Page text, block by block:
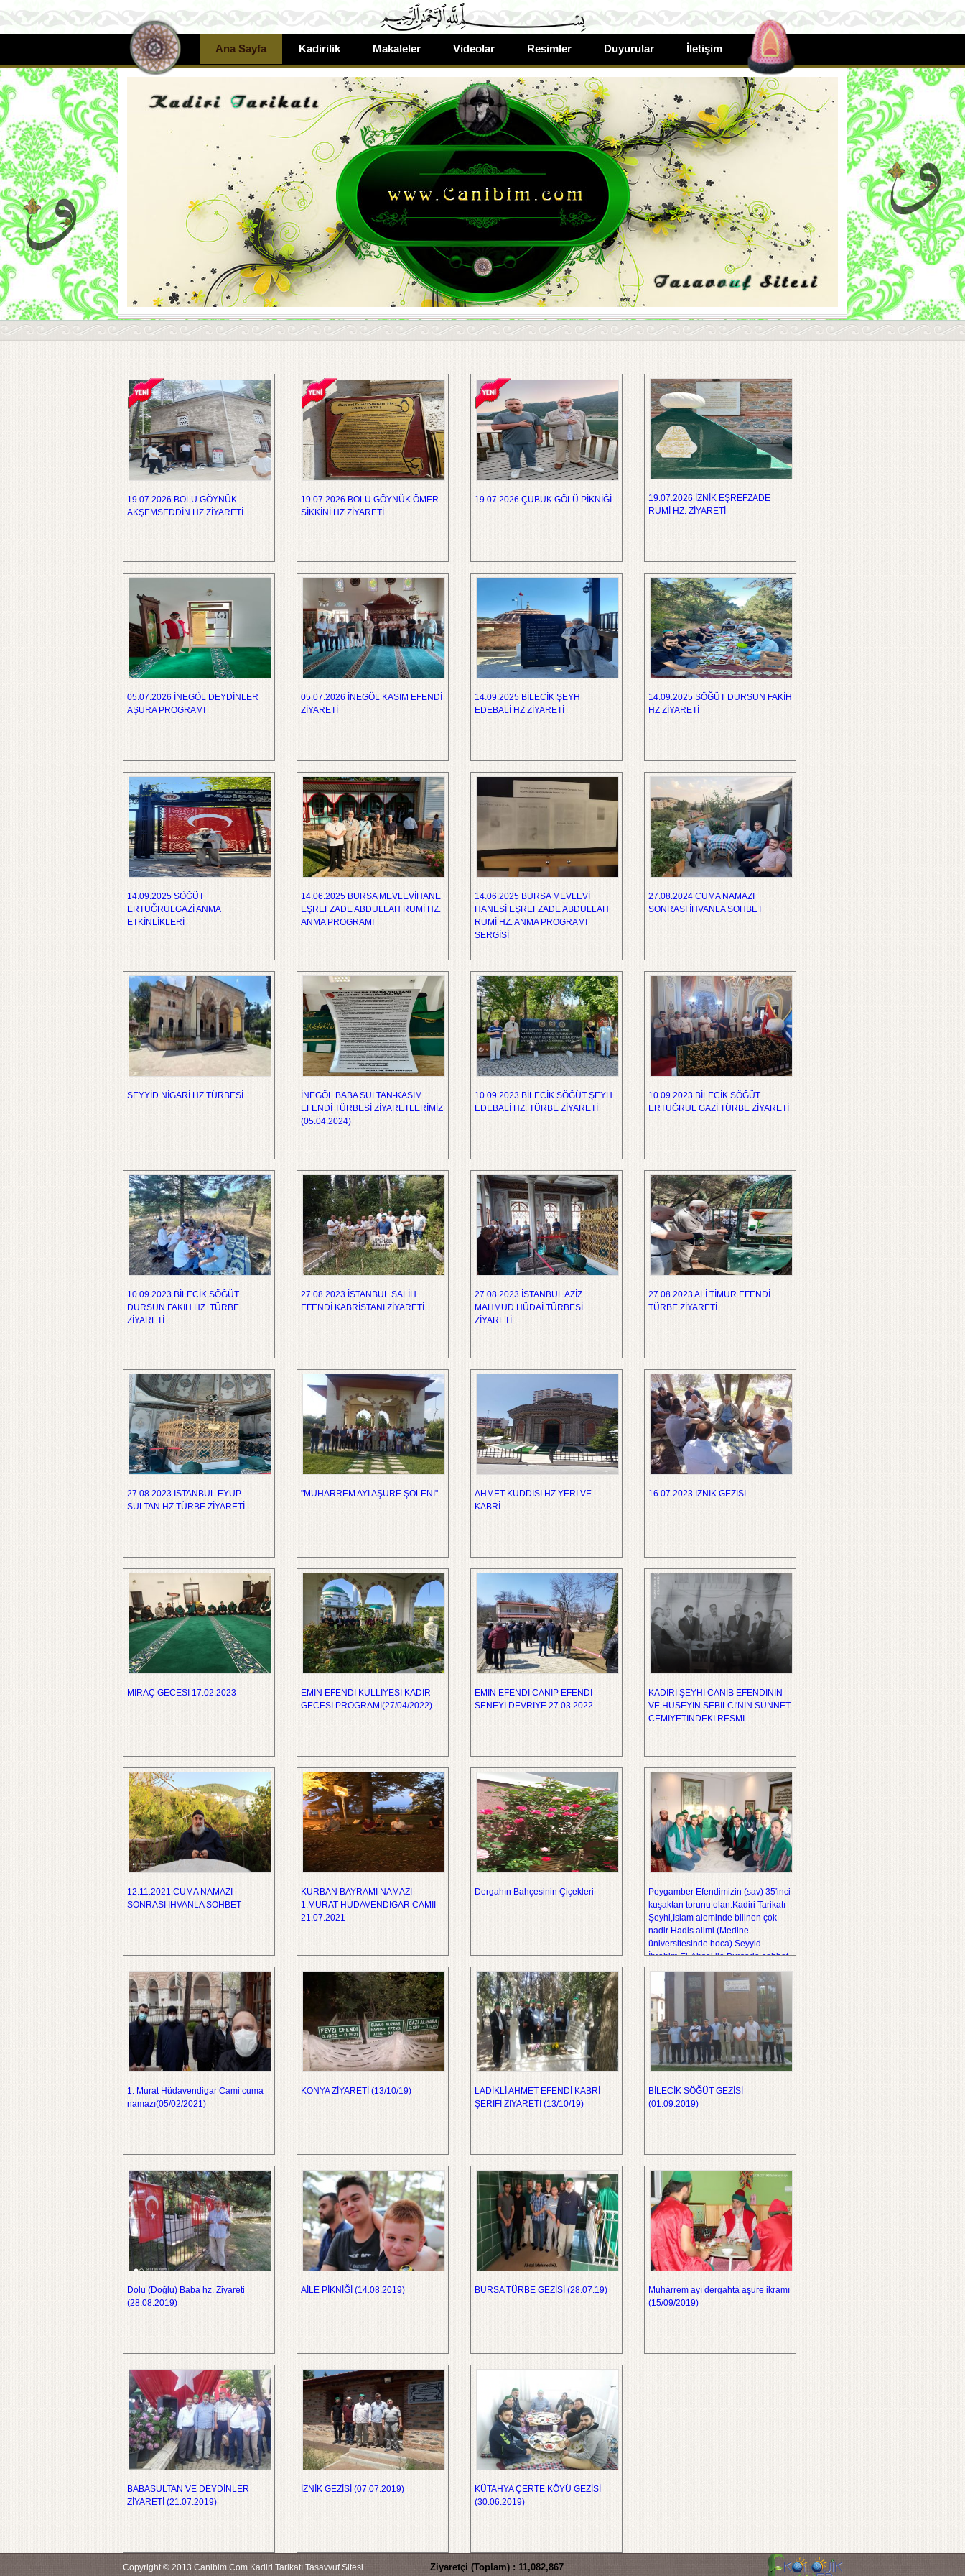
Ana Sayfa Kadirilik Makaleler Videolar Resimler Duyurular İletişim
19.07.2026 BOLU GÖYNÜK
AKŞEMSEDDİN HZ ZİYARETİ
19.07.2026 BOLU GÖYNÜK ÖMER
SİKKİNİ HZ ZİYARETİ
19.07.2026 ÇUBUK GÖLÜ PİKNİĞİ
19.07.2026 İZNİK EŞREFZADE
RUMİ HZ. ZİYARETİ
05.07.2026 İNEGÖL DEYDİNLER
AŞURA PROGRAMI
05.07.2026 İNEGÖL KASIM EFENDİ
ZİYARETİ
14.09.2025 BİLECİK ŞEYH
EDEBALİ HZ ZİYARETİ
14.09.2025 SÖĞÜT DURSUN FAKİH
HZ ZİYARETİ
14.09.2025 SÖĞÜT
ERTUĞRULGAZİ ANMA
ETKİNLİKLERİ
14.06.2025 BURSA MEVLEVİHANE
EŞREFZADE ABDULLAH RUMİ HZ.
ANMA PROGRAMI
14.06.2025 BURSA MEVLEVİ
HANESİ EŞREFZADE ABDULLAH
RUMİ HZ. ANMA PROGRAMI
SERGİSİ
27.08.2024 CUMA NAMAZI
SONRASI İHVANLA SOHBET
SEYYİD NİGARİ HZ TÜRBESİ
İNEGÖL BABA SULTAN-KASIM
EFENDİ TÜRBESİ ZİYARETLERİMİZ
(05.04.2024)
10.09.2023 BİLECİK SÖĞÜT ŞEYH
EDEBALİ HZ. TÜRBE ZİYARETİ
10.09.2023 BİLECİK SÖĞÜT
ERTUĞRUL GAZİ TÜRBE ZİYARETİ
10.09.2023 BİLECİK SÖĞÜT
DURSUN FAKIH HZ. TÜRBE
ZİYARETİ
27.08.2023 İSTANBUL SALİH
EFENDİ KABRİSTANI ZİYARETİ
27.08.2023 İSTANBUL AZİZ
MAHMUD HÜDAİ TÜRBESİ
ZİYARETİ
27.08.2023 ALİ TİMUR EFENDİ
TÜRBE ZİYARETİ
27.08.2023 İSTANBUL EYÜP
SULTAN HZ.TÜRBE ZİYARETİ
"MUHARREM AYI AŞURE ŞÖLENİ"
AHMET KUDDİSİ HZ.YERİ VE
KABRİ
16.07.2023 İZNİK GEZİSİ
MİRAÇ GECESİ 17.02.2023
EMİN EFENDİ KÜLLİYESİ KADİR
GECESİ PROGRAMI(27/04/2022)
EMİN EFENDİ CANİP EFENDİ
SENEYİ DEVRİYE 27.03.2022
KADİRİ ŞEYHİ CANİB EFENDİNİN
VE HÜSEYİN SEBİLCİ'NİN SÜNNET
CEMİYETİNDEKİ RESMİ
12.11.2021 CUMA NAMAZI
SONRASI İHVANLA SOHBET
KURBAN BAYRAMI NAMAZI
1.MURAT HÜDAVENDİGAR CAMİİ
21.07.2021
Dergahın Bahçesinin Çiçekleri
Peygamber Efendimizin (sav) 35'inci
kuşaktan torunu olan.Kadiri Tarikatı
Şeyhi,İslam aleminde bilinen çok
nadir Hadis alimi (Medine
üniversitesinde hoca) Seyyid
İbrahim El-Ahsai ile Bursada sohbet
1. Murat Hüdavendigar Cami cuma
namazı(05/02/2021)
KONYA ZİYARETİ (13/10/19)
LADİKLİ AHMET EFENDİ KABRİ
ŞERİFİ ZİYARETİ (13/10/19)
BİLECİK SÖĞÜT GEZİSİ
(01.09.2019)
Dolu (Doğlu) Baba hz. Ziyareti
(28.08.2019)
AİLE PİKNİĞİ (14.08.2019) BURSA TÜRBE GEZİSİ (28.07.19)
Muharrem ayı dergahta aşure ikramı
(15/09/2019)
BABASULTAN VE DEYDİNLER
ZİYARETİ (21.07.2019)
İZNİK GEZİSİ (07.07.2019)
KÜTAHYA ÇERTE KÖYÜ GEZİSİ
(30.06.2019)
Copyright © 2013 Canibim.Com Kadiri Tarikatı Tasavvuf Sitesi.
Ziyaretçi (Toplam) : 11,082,867